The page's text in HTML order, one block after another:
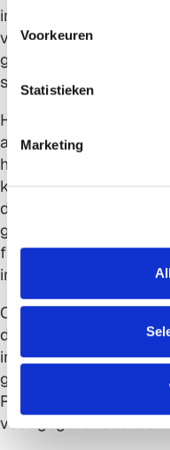
e
m
g
s
s
e
t
i
Voorkeuren
Statistieken
Marketing
implementeren soms
voldoende aandacht
gebruikerstraining. Dit
suboptimaal gebruik
Het negeren van
andere kostbare
hebben unieke
klantbeheer en
die werkt voor een
geschikt voor een
flexibiliteit zijn
implementatie.
Onvoldoende
de voordelen van
incompleet of
geïntegreerde
Regelmatige data-
voor gegevensbeheer